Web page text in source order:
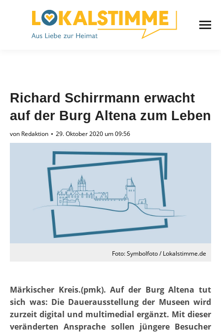
Richard Schirrmann erwacht
auf der Burg Altena zum Leben
von Redaktion 29. Oktober 2020 um 09:56
Foto: Symbolfoto / Lokalstimme.de
Märkischer Kreis.(pmk). Auf der Burg Altena tut
sich was: Die Dauerausstellung der Museen wird
zurzeit digital und multimedial ergänzt. Mit dieser
veränderten Ansprache sollen jüngere Besucher